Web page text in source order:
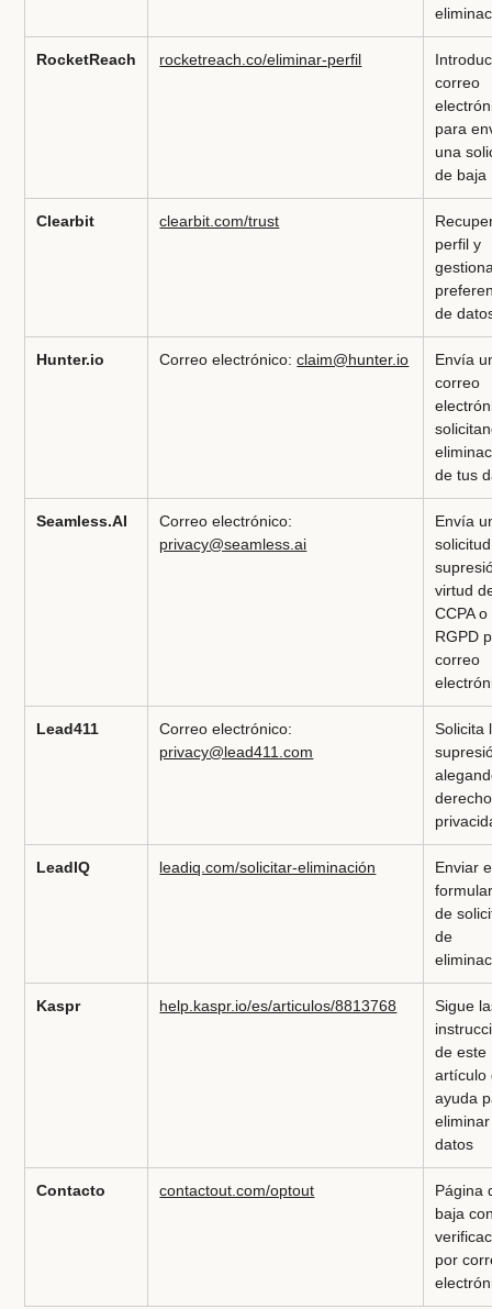
RocketReach rocketreach.co/eliminar-perfil
correo
para
una
de baja
Clearbit clearbit.com/trust
perfil y
de
Hunter.io Correo electrónico:claim@hunter.io
Envía
correo
de tus
Seamless.AI
Correo electrónico:
privacy@seamless.ai
Envía
virtud
CCPA o
RGPD
correo
Lead411
Correo electrónico:
privacy@lead411.com
Solicita
LeadIQ leadiq.com/solicitar-eliminación
Enviar
de
de
Kaspr help.kaspr.io/es/articulos/8813768
Sigue
de este
artículo
ayuda
datos
Contacto contactout.com/optout
Página
baja
por